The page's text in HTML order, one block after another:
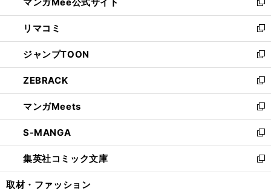
ド
ウ
で
開
く
ィ
ン
ド
ウ
で
開
く
い
ウ
ィ
ン
ド
ウ
で
開
く
新
し
い
ウ
ィ
ン
ド
ウ
で
開
く
リマコミ
新
し
い
ウ
ィ
ン
ド
ウ
で
開
く
ジャンプTOON
新
し
い
ウ
ィ
ン
ド
ウ
で
開
ZEBRACK
新
し
い
ウ
ィ
ン
ド
ウ
マンガMeets
新
し
い
ウ
ィ
ン
S-MANGA
新
し
い
ウ
集英社コミック文庫
新
し
取材・ファッション